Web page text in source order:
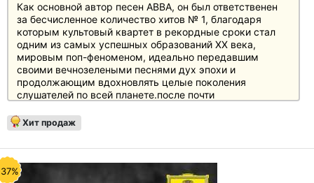
Как основной автор песен ABBA, он был ответственен
за бесчисленное количество хитов № 1, благодаря
которым культовый квартет в рекордные сроки стал
одним из самых успешных образований XX века,
мировым поп-феноменом, идеально передавшим
своими вечнозелеными песнями дух эпохи и
продолжающим вдохновлять целые поколения
слушателей по всей планете.после почти
бесчисленных золотых и платиновых наград шведский
музыкант, композитор и продюсер впервые предстает
альбоме "Piano".
Хит продаж